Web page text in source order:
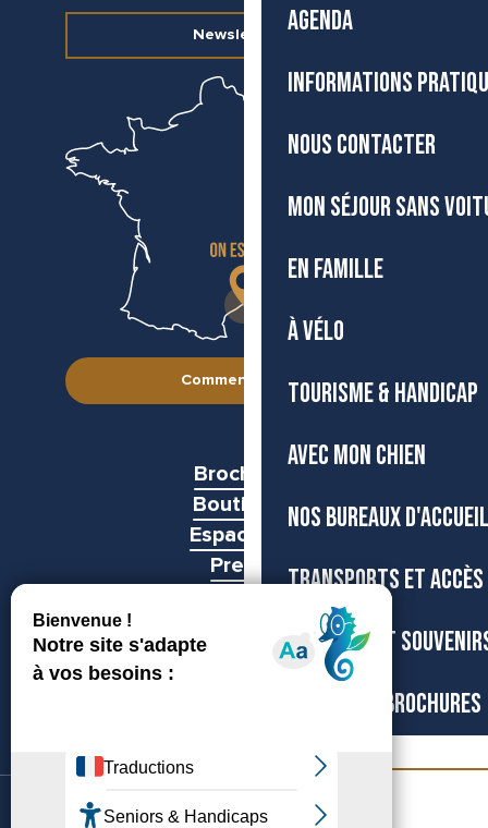
AGENDA
INFORMATIONS
NOUS CONTACTER
MON SÉJOUR SANS
EN FAMILLE
À VÉLO
TOURISME & HANDICAP
AVEC MON CHIEN
NOS BUREAUX D'ACCUEIL
TRANSPORTS ET ACCÈS
BOUTIQUE ET
CARTES ET BROCHURES
Newsletter
Comment venir ?
Brochures
Boutiques
Espace pro
Presse